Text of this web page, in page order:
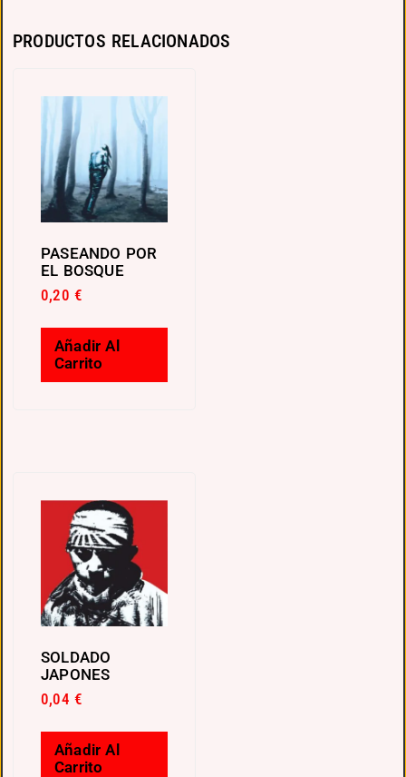
PRODUCTOS RELACIONADOS
PASEANDO POR
EL BOSQUE
0,20 €
Añadir Al
Carrito
SOLDADO
JAPONES
0,04 €
Añadir Al
Carrito